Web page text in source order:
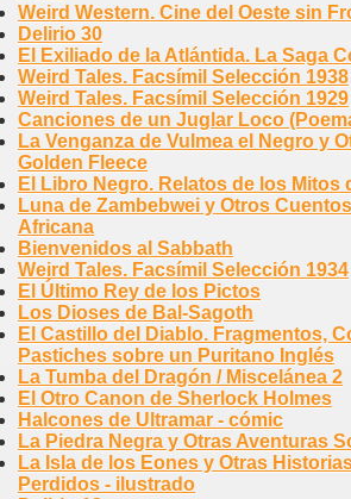
Weird Western. Cine del Oeste sin
Delirio 30
El Exiliado de la Atlántida. La Saga
Weird Tales. Facsímil Selección 1938
Weird Tales. Facsímil Selección 1929
Canciones de un Juglar Loco
La Venganza de Vulmea el Negro y
Golden Fleece
El Libro Negro. Relatos de los Mitos
Luna de Zambebwei y Otros
Africana
Bienvenidos al Sabbath
Weird Tales. Facsímil Selección 1934
El Último Rey de los Pictos
Los Dioses de Bal-Sagoth
El Castillo del Diablo. Fragmentos,
Pastiches sobre un Puritano Inglés
La Tumba del Dragón / Miscelánea 2
El Otro Canon de Sherlock Holmes
Halcones de Ultramar - cómic
La Piedra Negra y Otras Aventuras
La Isla de los Eones y Otras
Perdidos - ilustrado